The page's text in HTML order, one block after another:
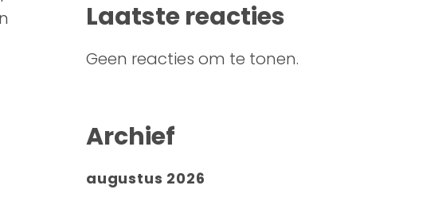
Laatste reacties
Geen reacties om te tonen.
Archief
augustus 2026